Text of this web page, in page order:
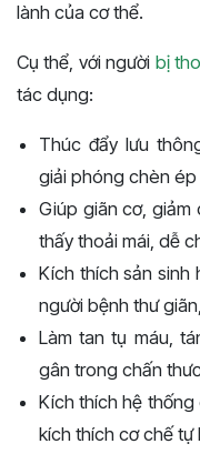
lành của cơ thể.
Cụ thể, với người bị
tác dụng:
Thúc đẩy lưu
giải phóng chèn ép
Giúp giãn cơ, giảm
thấy thoải mái, dễ
Kích thích sản sinh
người bệnh thư
Làm tan tụ máu,
gân trong chấn
Kích thích hệ
kích thích cơ chế